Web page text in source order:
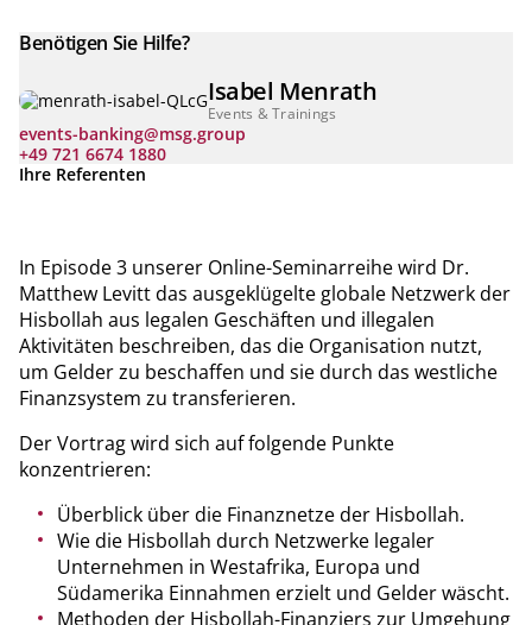
Benötigen Sie Hilfe?
Isabel Menrath
Events & Trainings
events-banking@msg.group
+49 721 6674 1880
Ihre Referenten
In Episode 3 unserer Online-Seminarreihe wird Dr.
Matthew Levitt das ausgeklügelte globale Netzwerk der
Hisbollah aus legalen Geschäften und illegalen
Aktivitäten beschreiben, das die Organisation nutzt,
um Gelder zu beschaffen und sie durch das westliche
Finanzsystem zu transferieren.
Der Vortrag wird sich auf folgende Punkte
konzentrieren:
Überblick über die Finanznetze der Hisbollah.
Wie die Hisbollah durch Netzwerke legaler
Unternehmen in Westafrika, Europa und
Südamerika Einnahmen erzielt und Gelder wäscht.
Methoden der Hisbollah-Finanziers zur Umgehung